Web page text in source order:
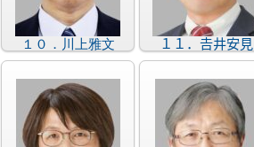
１０．川上雅文 １１．𠮷井安見